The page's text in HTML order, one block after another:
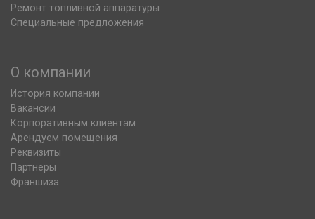
Ремонт топливной аппаратуры
Специальные предложения
О компании
История компании
Вакансии
Корпоративным клиентам
Арендуем помещения
Реквизиты
Партнеры
Франшиза